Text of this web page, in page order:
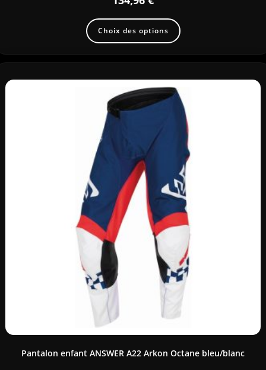
Choix des options
Pantalon enfant ANSWER A22 Arkon Octane bleu/blanc